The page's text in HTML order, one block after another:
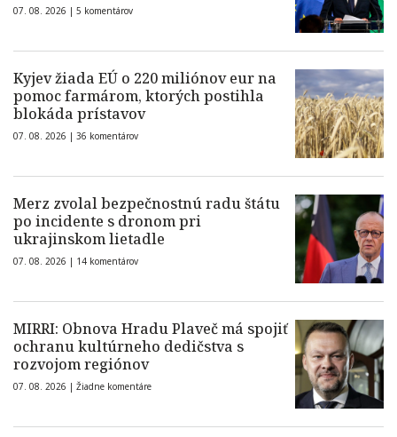
07. 08. 2026 | 5 komentárov
Kyjev žiada EÚ o 220 miliónov eur na
pomoc farmárom, ktorých postihla
blokáda prístavov
07. 08. 2026 | 36 komentárov
Merz zvolal bezpečnostnú radu štátu
po incidente s dronom pri
ukrajinskom lietadle
07. 08. 2026 | 14 komentárov
MIRRI: Obnova Hradu Plaveč má spojiť
ochranu kultúrneho dedičstva s
rozvojom regiónov
07. 08. 2026 | Žiadne komentáre